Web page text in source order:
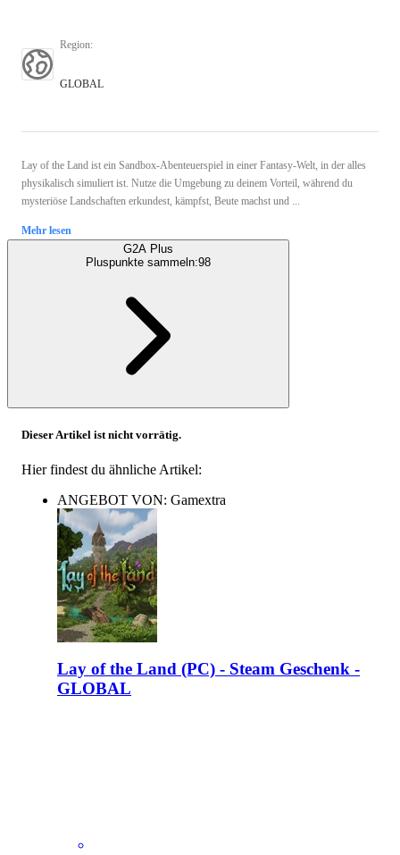
Region:
GLOBAL
Lay of the Land ist ein Sandbox-Abenteuerspiel in einer Fantasy-Welt, in der alles
physikalisch simuliert ist. Nutze die Umgebung zu deinem Vorteil, während du
mysteriöse Landschaften erkundest, kämpfst, Beute machst und ...
Mehr lesen
G2A Plus
Pluspunkte sammeln:98
Dieser Artikel ist nicht vorrätig.
Hier findest du ähnliche Artikel:
ANGEBOT VON: Gamextra
Lay of the Land (PC) - Steam Geschenk -
GLOBAL